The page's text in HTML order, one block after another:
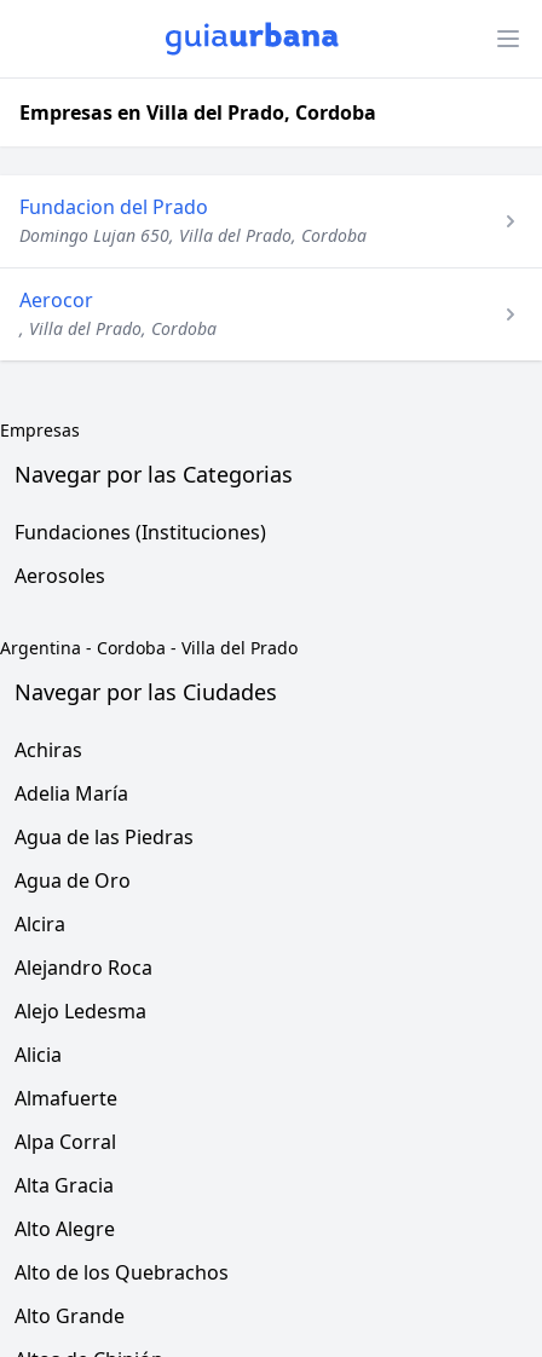
Empresas en Villa del Prado, Cordoba
Fundacion del Prado
Domingo Lujan 650, Villa del Prado, Cordoba
Aerocor
, Villa del Prado, Cordoba
Empresas
Navegar por las Categorias
Fundaciones (Instituciones)
Aerosoles
Argentina - Cordoba - Villa del Prado
Navegar por las Ciudades
Achiras
Adelia María
Agua de las Piedras
Agua de Oro
Alcira
Alejandro Roca
Alejo Ledesma
Alicia
Almafuerte
Alpa Corral
Alta Gracia
Alto Alegre
Alto de los Quebrachos
Alto Grande